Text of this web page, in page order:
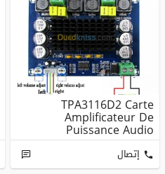
TPA3116D2 Carte
Amplificateur De
Puissance Audio
ARDUINO
إتصال